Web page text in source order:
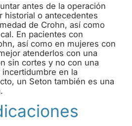
antes de la operación
historial o antecedentes
de Crohn, así como
En pacientes con
así como en mujeres con
atenderlos con una
sin cortes y no con una
en la
un Seton también es una